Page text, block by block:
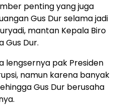
penting yang juga
Gus Dur selama jadi
mantan Kepala Biro
Gus Dur.
lengsernya pak Presiden
namun karena banyak
Gus Dur berusaha